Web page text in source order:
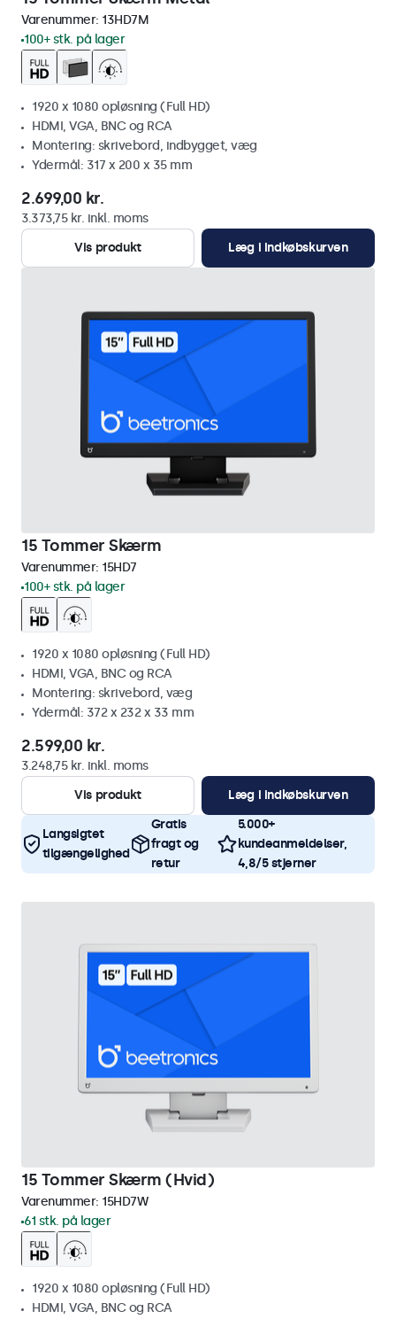
Varenummer: 13HD7M
100+ stk. på lager
1920 x 1080 opløsning (Full HD)
HDMI, VGA, BNC og RCA
Montering: skrivebord, indbygget, væg
Ydermål: 317 x 200 x 35 mm
2.699,00 kr.
3.373,75 kr. inkl. moms
Vis produkt
Læg i indkøbskurven
15 Tommer Skærm
Varenummer: 15HD7
100+ stk. på lager
1920 x 1080 opløsning (Full HD)
HDMI, VGA, BNC og RCA
Montering: skrivebord, væg
Ydermål: 372 x 232 x 33 mm
2.599,00 kr.
3.248,75 kr. inkl. moms
Vis produkt
Læg i indkøbskurven
Langsigtet
tilgængelighed
Gratis
fragt og
retur
5.000+
kundeanmeldelser,
4,8/5 stjerner
15 Tommer Skærm (Hvid)
Varenummer: 15HD7W
61 stk. på lager
1920 x 1080 opløsning (Full HD)
HDMI, VGA, BNC og RCA